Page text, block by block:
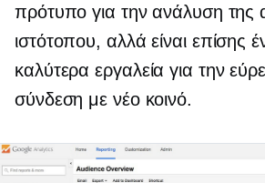
πρότυπο για την ανάλυση της
ιστότοπου, αλλά είναι επίσης
καλύτερα εργαλεία για την
σύνδεση με νέο κοινό.